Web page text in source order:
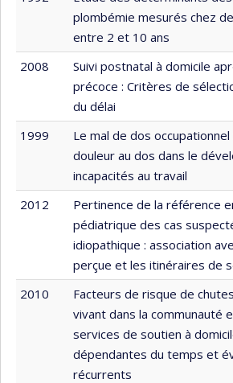
plombémie mesurés chez
entre 2 et 10 ans
2008
Suivi postnatal à domicile
précoce : Critères de
du délai
1999
Le mal de dos
douleur au dos dans le
incapacités au travail
2012
Pertinence de la référence
pédiatrique des cas
idiopathique : association
perçue et les itinéraires de
2010
Facteurs de risque de
vivant dans la communauté
services de soutien à
dépendantes du temps et
récurrents